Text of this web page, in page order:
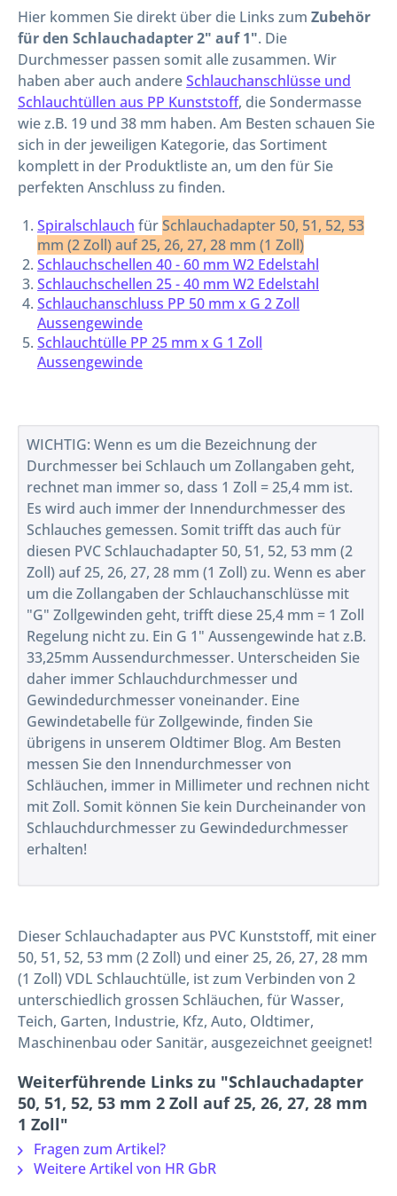
Hier kommen Sie direkt über die Links zum Zubehör
für den Schlauchadapter 2" auf 1". Die
Durchmesser passen somit alle zusammen. Wir
haben aber auch andereSchlauchanschlüsse und
Schlauchtüllen aus PP Kunststoff, die Sondermasse
wie z.B. 19 und 38 mm haben. Am Besten schauen Sie
sich in der jeweiligen Kategorie, das Sortiment
komplett in der Produktliste an, um den für Sie
perfekten Anschluss zu finden.
Spiralschlauch fürSchlauchadapter 50, 51, 52, 53
mm (2 Zoll) auf 25, 26, 27, 28 mm (1 Zoll)
Schlauchschellen 40 - 60 mm W2 Edelstahl
Schlauchschellen 25 - 40 mm W2 Edelstahl
Schlauchanschluss PP 50 mm x G 2 Zoll
Aussengewinde
Schlauchtülle PP 25 mm x G 1 Zoll
Aussengewinde
WICHTIG: Wenn es um die Bezeichnung der
Durchmesser bei Schlauch um Zollangaben geht,
rechnet man immer so, dass 1 Zoll = 25,4 mm ist.
Es wird auch immer der Innendurchmesser des
Schlauches gemessen. Somit trifft das auch für
diesen PVC Schlauchadapter 50, 51, 52, 53 mm (2
Zoll) auf 25, 26, 27, 28 mm (1 Zoll) zu. Wenn es aber
um die Zollangaben der Schlauchanschlüsse mit
"G" Zollgewinden geht, trifft diese 25,4 mm = 1 Zoll
Regelung nicht zu. Ein G 1" Aussengewinde hat z.B.
33,25mm Aussendurchmesser. Unterscheiden Sie
daher immer Schlauchdurchmesser und
Gewindedurchmesser voneinander. Eine
Gewindetabelle für Zollgewinde, finden Sie
übrigens in unserem Oldtimer Blog. Am Besten
messen Sie den Innendurchmesser von
Schläuchen, immer in Millimeter und rechnen nicht
mit Zoll. Somit können Sie kein Durcheinander von
Schlauchdurchmesser zu Gewindedurchmesser
erhalten!
Dieser Schlauchadapter aus PVC Kunststoff, mit einer
50, 51, 52, 53 mm (2 Zoll) und einer 25, 26, 27, 28 mm
(1 Zoll) VDL Schlauchtülle, ist zum Verbinden von 2
unterschiedlich grossen Schläuchen, für Wasser,
Teich, Garten, Industrie, Kfz, Auto, Oldtimer,
Maschinenbau oder Sanitär, ausgezeichnet geeignet!
Weiterführende Links zu "Schlauchadapter
50, 51, 52, 53 mm 2 Zoll auf 25, 26, 27, 28 mm
1 Zoll"
Fragen zum Artikel?
Weitere Artikel von HR GbR